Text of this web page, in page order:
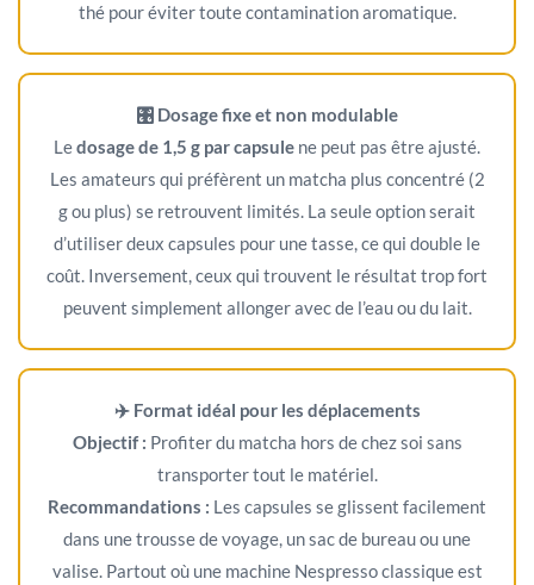
thé pour éviter toute contamination aromatique.
🎛️ Dosage fixe et non modulable
Ledosage de 1,5 g par capsule ne peut pas être ajusté.
Les amateurs qui préfèrent un matcha plus concentré (2
g ou plus) se retrouvent limités. La seule option serait
d’utiliser deux capsules pour une tasse, ce qui double le
coût. Inversement, ceux qui trouvent le résultat trop fort
peuvent simplement allonger avec de l’eau ou du lait.
✈️ Format idéal pour les déplacements
Objectif : Profiter du matcha hors de chez soi sans
transporter tout le matériel.
Recommandations : Les capsules se glissent facilement
dans une trousse de voyage, un sac de bureau ou une
valise. Partout où une machine Nespresso classique est